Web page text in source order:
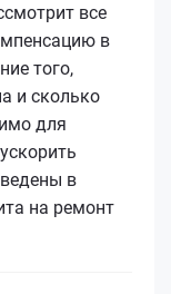
все
в
того,
и сколько
для
в
на ремонт